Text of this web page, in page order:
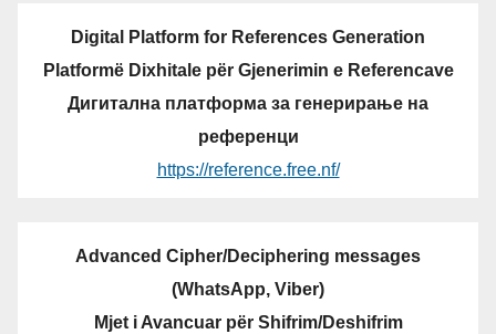
Digital Platform for References Generation
Platformë Dixhitale për Gjenerimin e Referencave
Дигитална платформа за генерирање на
референци
https://reference.free.nf/
Advanced Cipher/Deciphering messages
(WhatsApp, Viber)
Mjet i Avancuar për Shifrim/Deshifrim